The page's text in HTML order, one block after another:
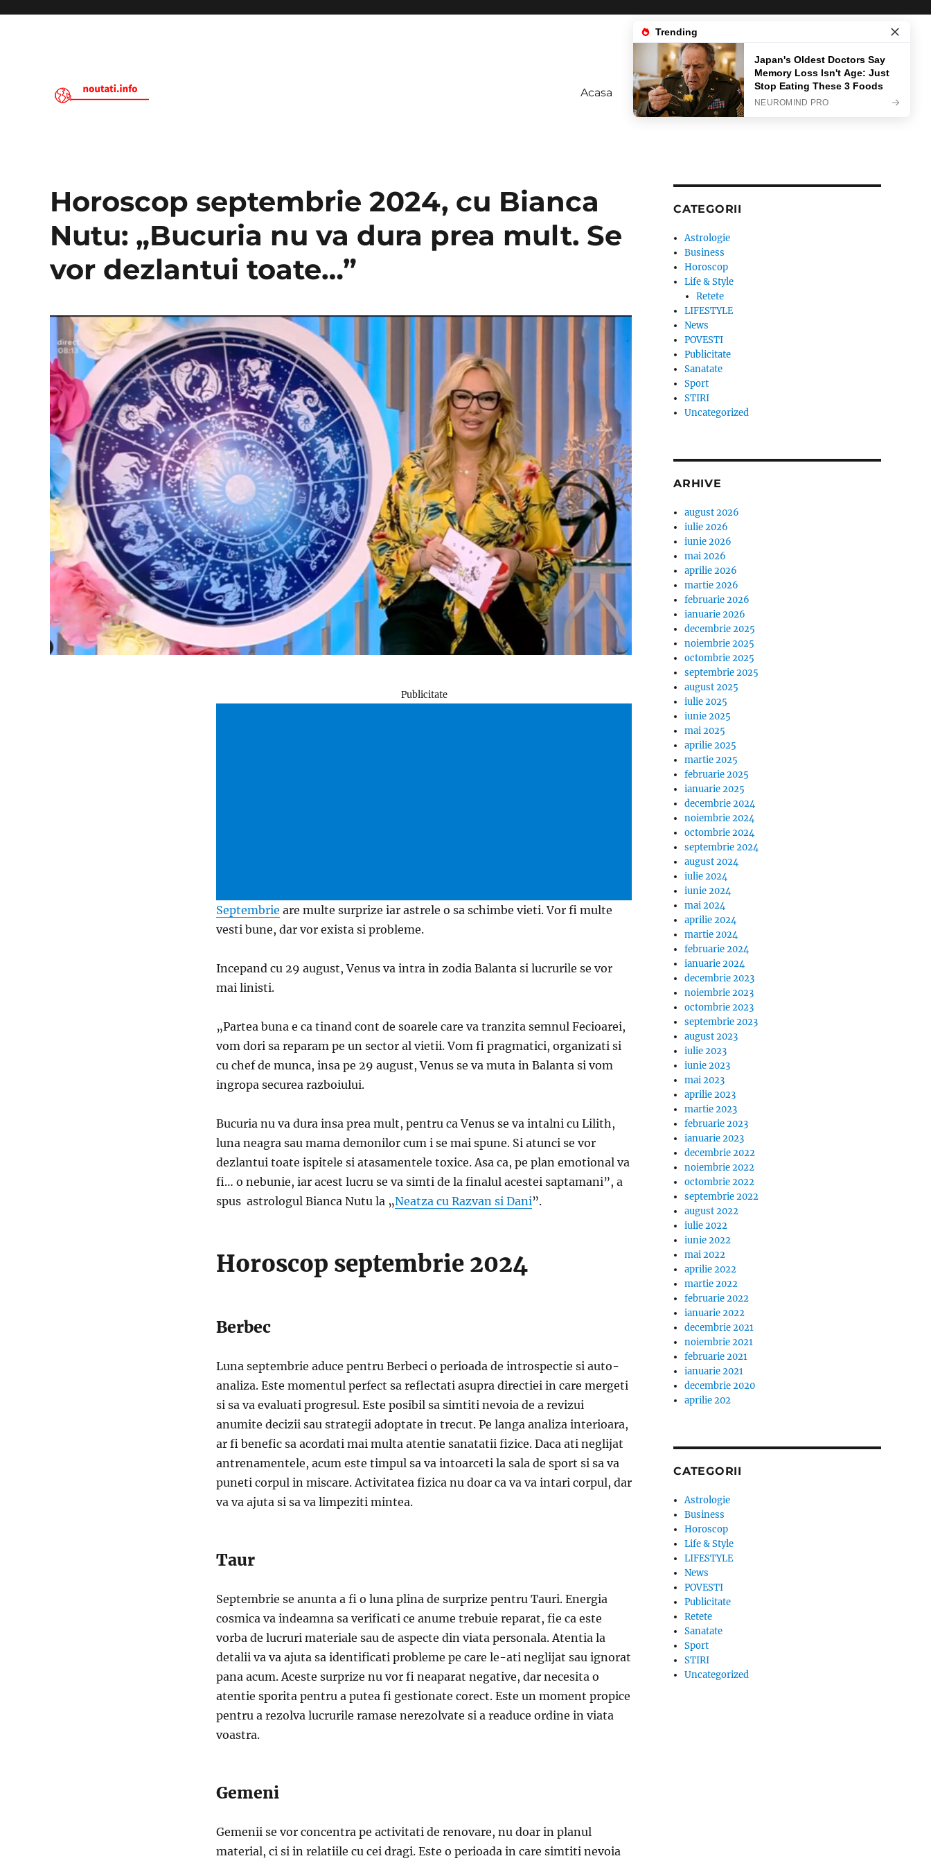
Acasa News Life & Style Sanatate Business
Horoscop septembrie 2024, cu Bianca
Nutu: „Bucuria nu va dura prea mult. Se
vor dezlantui toate…”
Publicitate
Septembrie are multe surprize iar astrele o sa schimbe vieti. Vor fi multe
vesti bune, dar vor exista si probleme.
Incepand cu 29 august, Venus va intra in zodia Balanta si lucrurile se vor
mai linisti.
„Partea buna e ca tinand cont de soarele care va tranzita semnul Fecioarei,
vom dori sa reparam pe un sector al vietii. Vom fi pragmatici, organizati si
cu chef de munca, insa pe 29 august, Venus se va muta in Balanta si vom
ingropa securea razboiului.
Bucuria nu va dura insa prea mult, pentru ca Venus se va intalni cu Lilith,
luna neagra sau mama demonilor cum i se mai spune. Si atunci se vor
dezlantui toate ispitele si atasamentele toxice. Asa ca, pe plan emotional va
fi… o nebunie, iar acest lucru se va simti de la finalul acestei saptamani”, a
spus astrologul Bianca Nutu la „Neatza cu Razvan si Dani”.
Horoscop septembrie 2024
Berbec
Luna septembrie aduce pentru Berbeci o perioada de introspectie si auto-
analiza. Este momentul perfect sa reflectati asupra directiei in care mergeti
si sa va evaluati progresul. Este posibil sa simtiti nevoia de a revizui
anumite decizii sau strategii adoptate in trecut. Pe langa analiza interioara,
ar fi benefic sa acordati mai multa atentie sanatatii fizice. Daca ati neglijat
antrenamentele, acum este timpul sa va intoarceti la sala de sport si sa va
puneti corpul in miscare. Activitatea fizica nu doar ca va va intari corpul, dar
va va ajuta si sa va limpeziti mintea.
Taur
Septembrie se anunta a fi o luna plina de surprize pentru Tauri. Energia
cosmica va indeamna sa verificati ce anume trebuie reparat, fie ca este
vorba de lucruri materiale sau de aspecte din viata personala. Atentia la
detalii va va ajuta sa identificati probleme pe care le-ati neglijat sau ignorat
pana acum. Aceste surprize nu vor fi neaparat negative, dar necesita o
atentie sporita pentru a putea fi gestionate corect. Este un moment propice
pentru a rezolva lucrurile ramase nerezolvate si a readuce ordine in viata
voastra.
Gemeni
Gemenii se vor concentra pe activitati de renovare, nu doar in planul
material, ci si in relatiile cu cei dragi. Este o perioada in care simtiti nevoia
CATEGORII
Astrologie
Business
Horoscop
Life & Style
Retete
LIFESTYLE
News
POVESTI
Publicitate
Sanatate
Sport
STIRI
Uncategorized
ARHIVE
august 2026
iulie 2026
iunie 2026
mai 2026
aprilie 2026
martie 2026
februarie 2026
ianuarie 2026
decembrie 2025
noiembrie 2025
octombrie 2025
septembrie 2025
august 2025
iulie 2025
iunie 2025
mai 2025
aprilie 2025
martie 2025
februarie 2025
ianuarie 2025
decembrie 2024
noiembrie 2024
octombrie 2024
septembrie 2024
august 2024
iulie 2024
iunie 2024
mai 2024
aprilie 2024
martie 2024
februarie 2024
ianuarie 2024
decembrie 2023
noiembrie 2023
octombrie 2023
septembrie 2023
august 2023
iulie 2023
iunie 2023
mai 2023
aprilie 2023
martie 2023
februarie 2023
ianuarie 2023
decembrie 2022
noiembrie 2022
octombrie 2022
septembrie 2022
august 2022
iulie 2022
iunie 2022
mai 2022
aprilie 2022
martie 2022
februarie 2022
ianuarie 2022
decembrie 2021
noiembrie 2021
februarie 2021
ianuarie 2021
decembrie 2020
aprilie 202
CATEGORII
Astrologie
Business
Horoscop
Life & Style
LIFESTYLE
News
POVESTI
Publicitate
Retete
Sanatate
Sport
STIRI
Uncategorized